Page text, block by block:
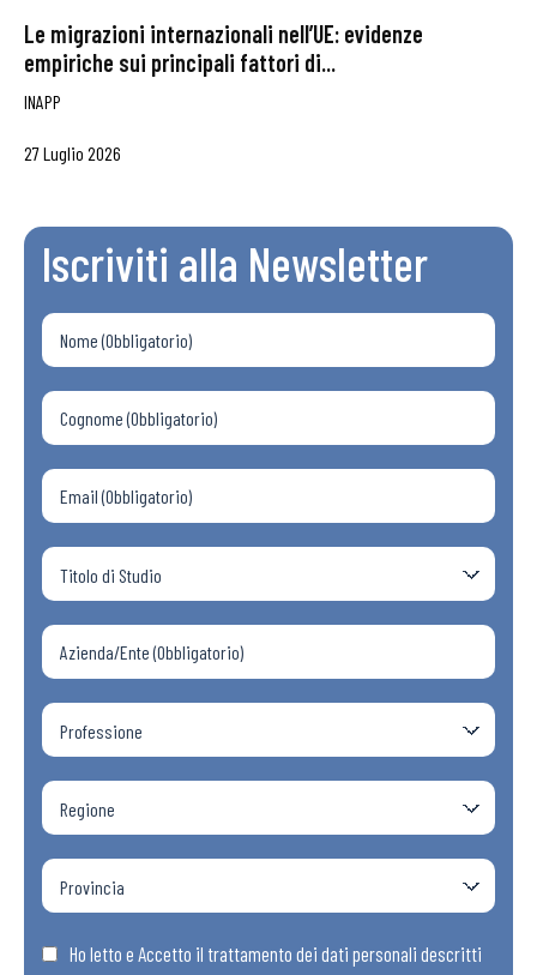
Le migrazioni internazionali nell’UE: evidenze
empiriche sui principali fattori di...
INAPP
27 Luglio 2026
Iscriviti alla Newsletter
Ho letto e Accetto il trattamento dei dati personali descritti